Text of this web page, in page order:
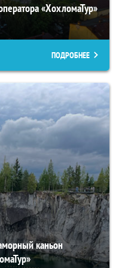
«ХохломаТур»
ПОДРОБНЕЕ
каньон